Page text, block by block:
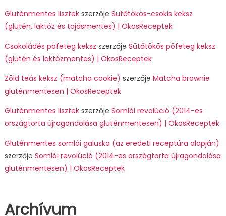
Gluténmentes lisztekszerzője Sütőtökös-csokis keksz
(glutén, laktóz és tojásmentes) | OkosReceptek
Csokoládés pöfeteg keksz szerzője Sütőtökös pöfeteg keksz
(glutén és laktózmentes) | OkosReceptek
Zöld teás keksz (matcha cookie) szerzője Matcha brownie
gluténmentesen | OkosReceptek
Gluténmentes lisztekszerzője Somlói revolúció (2014-es
országtorta újragondolása gluténmentesen) | OkosReceptek
Gluténmentes somlói galuska (az eredeti receptúra alapján)
szerzője Somlói revolúció (2014-es országtorta újragondolása
gluténmentesen) | OkosReceptek
Archívum